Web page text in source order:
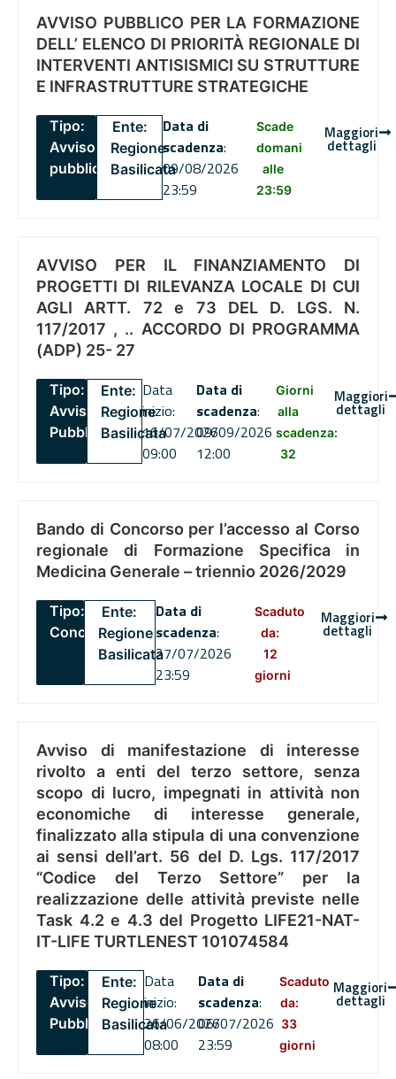
AVVISO PUBBLICO PER LA FORMAZIONE
DELL’ ELENCO DI PRIORITÀ REGIONALE DI
INTERVENTI ANTISISMICI SU STRUTTURE
E INFRASTRUTTURE STRATEGICHE
Tipo:
Avviso
pubblico
Ente:
Regione
Basilicata
Data di
scadenza:
09/08/2026
23:59
Scade
domani
alle
23:59
Maggiori
dettagli
AVVISO PER IL FINANZIAMENTO DI
PROGETTI DI RILEVANZA LOCALE DI CUI
AGLI ARTT. 72 e 73 DEL D. LGS. N.
117/2017 , .. ACCORDO DI PROGRAMMA
(ADP) 25- 27
Tipo:
Avviso
Pubblico
Ente:
Regione
Basilicata
Data
inizio:
16/07/2026
09:00
Data di
scadenza:
09/09/2026
12:00
Giorni
alla
scadenza:
32
Maggiori
dettagli
Bando di Concorso per l’accesso al Corso
regionale di Formazione Specifica in
Medicina Generale – triennio 2026/2029
Tipo:
Concorsi
Ente:
Regione
Basilicata
Data di
scadenza:
27/07/2026
23:59
Scaduto
da:
12
giorni
Maggiori
dettagli
Avviso di manifestazione di interesse
rivolto a enti del terzo settore, senza
scopo di lucro, impegnati in attività non
economiche di interesse generale,
finalizzato alla stipula di una convenzione
ai sensi dell’art. 56 del D. Lgs. 117/2017
“Codice del Terzo Settore” per la
realizzazione delle attività previste nelle
Task 4.2 e 4.3 del Progetto LIFE21-NAT-
IT-LIFE TURTLENEST 101074584
Tipo:
Avviso
Pubblico
Ente:
Regione
Basilicata
Data
inizio:
26/06/2026
08:00
Data di
scadenza:
06/07/2026
23:59
Scaduto
da:
33
giorni
Maggiori
dettagli